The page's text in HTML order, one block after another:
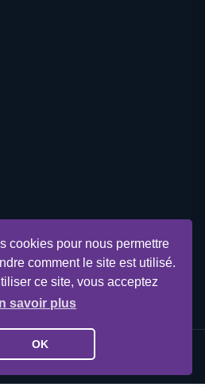
cookies pour nous permettre
comment le site est utilisé.
ce site, vous acceptez
savoir plus
OK
- Tous droits réservés